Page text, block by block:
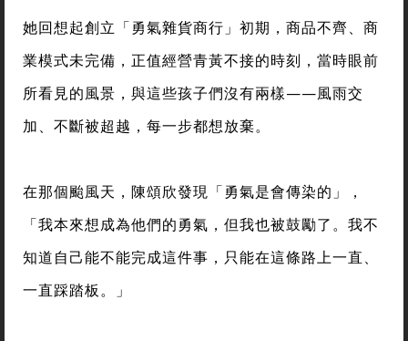
她回想起創立「勇氣雜貨商行」初期，商品不齊、商
業模式未完備，正值經營青黃不接的時刻，當時眼前
所看見的風景，與這些孩子們沒有兩樣——風雨交
加、不斷被超越，每一步都想放棄。
在那個颱風天，陳頌欣發現「勇氣是會傳染的」，
「我本來想成為他們的勇氣，但我也被鼓勵了。我不
知道自己能不能完成這件事，只能在這條路上一直、
一直踩踏板。」